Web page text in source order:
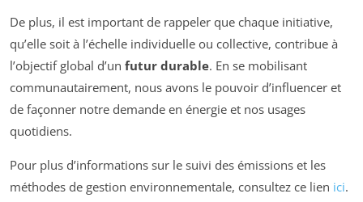
De plus, il est important de rappeler que chaque initiative,
qu’elle soit à l’échelle individuelle ou collective, contribue à
l’objectif global d’un futur durable. En se mobilisant
communautairement, nous avons le pouvoir d’influencer et
de façonner notre demande en énergie et nos usages
quotidiens.
Pour plus d’informations sur le suivi des émissions et les
méthodes de gestion environnementale, consultez ce lien ici.